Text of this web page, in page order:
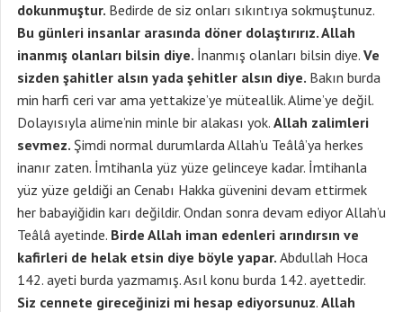
dokunmuştur. Bedirde de siz onları sıkıntıya sokmuştunuz.
Bu günleri insanlar arasında döner dolaştırırız. Allah
inanmış olanları bilsin diye. İnanmış olanları bilsin diye. Ve
sizden şahitler alsın yada şehitler alsın diye. Bakın burda
min harfi ceri var ama yettakize’ye müteallik. Alime’ye değil.
Dolayısıyla alime’nin minle bir alakası yok. Allah zalimleri
sevmez. Şimdi normal durumlarda Allah’u Teâlâ’ya herkes
inanır zaten. İmtihanla yüz yüze gelinceye kadar. İmtihanla
yüz yüze geldiği an Cenabı Hakka güvenini devam ettirmek
her babayiğidin karı değildir. Ondan sonra devam ediyor Allah’u
Teâlâ ayetinde. Birde Allah iman edenleri arındırsın ve
kafirleri de helak etsin diye böyle yapar. Abdullah Hoca
142. ayeti burda yazmamış. Asıl konu burda 142. ayettedir.
Siz cennete gireceğinizi mi hesap ediyorsunuz. Allah